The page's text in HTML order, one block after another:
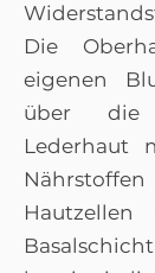
Die
eigenen
über die
Lederhaut